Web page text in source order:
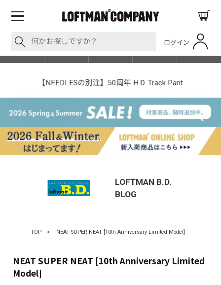
ログイン
SHOP LIST
【NEEDLESの別注】50周年 H.D. Track Pant
LOFTMAN B.D.
BLOG
TOP > NEAT SUPER NEAT [10th Anniversary Limited Model]
NEAT SUPER NEAT [10th Anniversary Limited
Model]